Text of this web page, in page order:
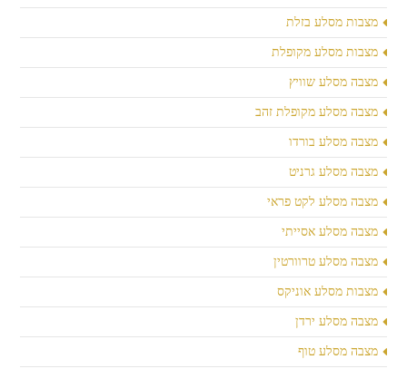
מצבות מסלע בזלת
מצבות מסלע מקופלת
מצבה מסלע שוויץ
מצבה מסלע מקופלת זהב
מצבה מסלע בורדו
מצבה מסלע גרניט
מצבה מסלע לקט פראי
מצבה מסלע אסייתי
מצבה מסלע טרוורטין
מצבות מסלע אוניקס
מצבה מסלע ירדן
מצבה מסלע טוף